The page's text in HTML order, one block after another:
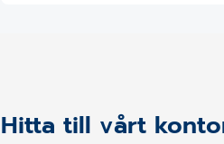
Hitta till vårt